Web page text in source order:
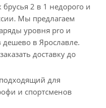
2 в 1 недорого и
Мы предлагаем
уровня pro и
в Ярославле.
доставку до
для
и спортсменов